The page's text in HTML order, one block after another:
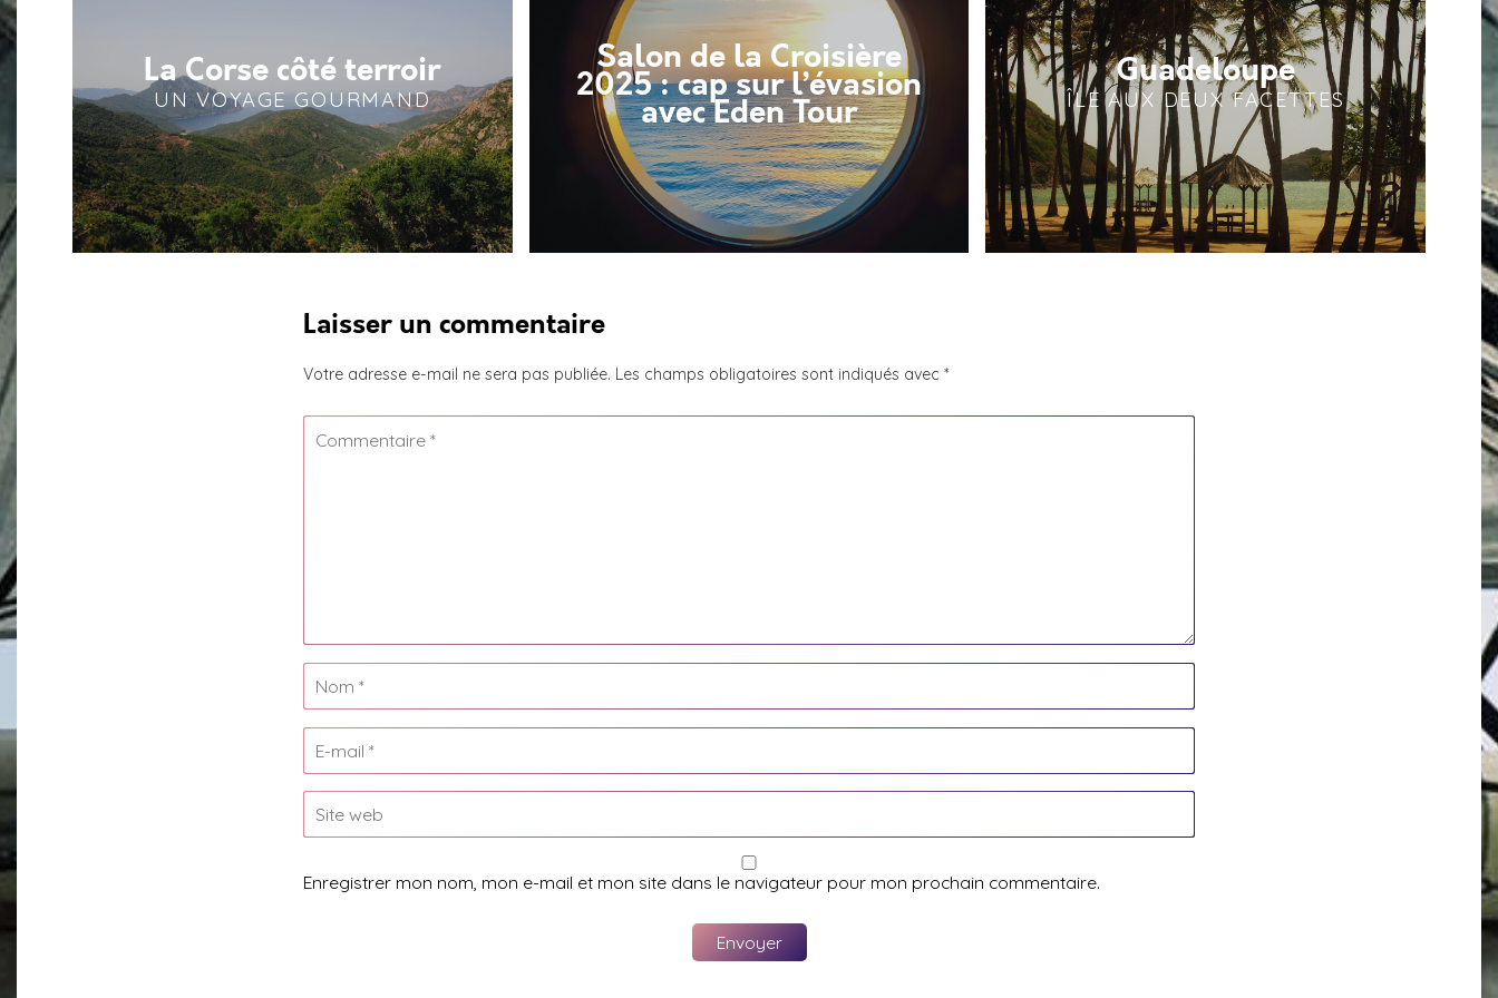
La Corse côté terroir
UN VOYAGE GOURMAND
Salon de la Croisière
2025 : cap sur l’évasion
avec Eden Tour
Guadeloupe
ÎLE AUX DEUX FACETTES
Laisser un commentaire
Votre adresse e-mail ne sera pas publiée. Les champs obligatoires sont indiqués avec *
Enregistrer mon nom, mon e-mail et mon site dans le navigateur pour mon prochain commentaire.